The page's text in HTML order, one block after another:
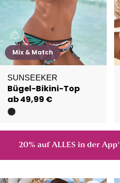
Mix & Match
SUNSEEKER
Bügel-Bikini-Top
ab 49,99 €
20% auf ALLES in der App²